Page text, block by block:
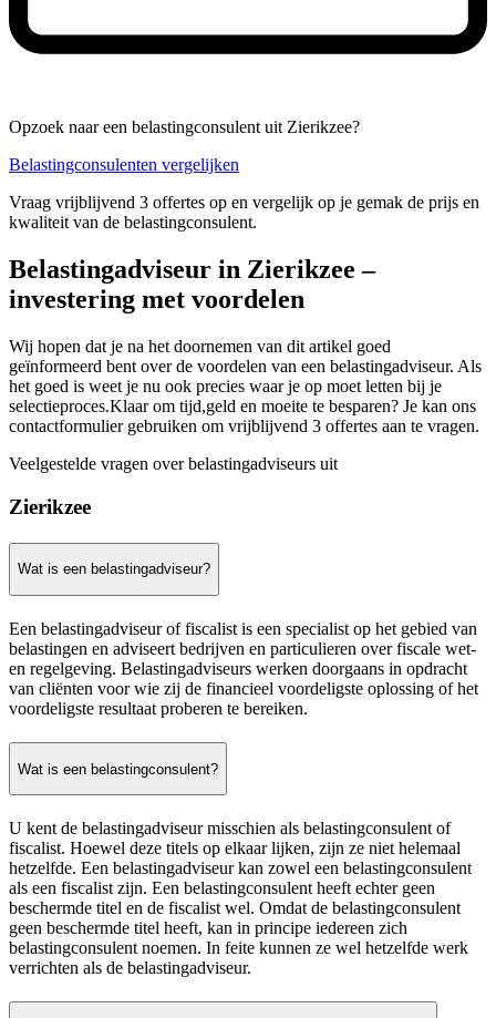
Opzoek naar een belastingconsulent uit Zierikzee?
Belastingconsulenten vergelijken
Vraag vrijblijvend 3 offertes op en vergelijk op je gemak de prijs en
kwaliteit van de belastingconsulent.
Belastingadviseur in Zierikzee –
investering met voordelen
Wij hopen dat je na het doornemen van dit artikel goed
geïnformeerd bent over de voordelen van een belastingadviseur. Als
het goed is weet je nu ook precies waar je op moet letten bij je
selectieproces.Klaar om tijd,geld en moeite te besparen? Je kan ons
contactformulier gebruiken om vrijblijvend 3 offertes aan te vragen.
Veelgestelde vragen over belastingadviseurs uit
Zierikzee
Wat is een belastingadviseur?
Een belastingadviseur of fiscalist is een specialist op het gebied van
belastingen en adviseert bedrijven en particulieren over fiscale wet-
en regelgeving. Belastingadviseurs werken doorgaans in opdracht
van cliënten voor wie zij de financieel voordeligste oplossing of het
voordeligste resultaat proberen te bereiken.
Wat is een belastingconsulent?
U kent de belastingadviseur misschien als belastingconsulent of
fiscalist. Hoewel deze titels op elkaar lijken, zijn ze niet helemaal
hetzelfde. Een belastingadviseur kan zowel een belastingconsulent
als een fiscalist zijn. Een belastingconsulent heeft echter geen
beschermde titel en de fiscalist wel. Omdat de belastingconsulent
geen beschermde titel heeft, kan in principe iedereen zich
belastingconsulent noemen. In feite kunnen ze wel hetzelfde werk
verrichten als de belastingadviseur.